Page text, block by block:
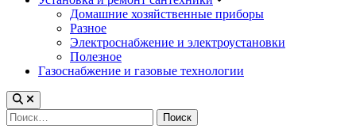
Домашние хозяйственные приборы
Разное
Электроснабжение и электроустановки
Полезное
Газоснабжение и газовые технологии
Найти: